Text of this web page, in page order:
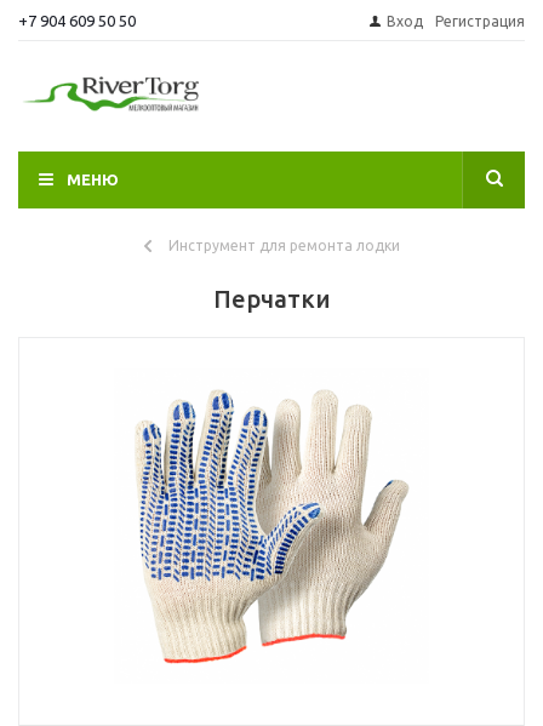
+7 904 609 50 50 Вход Регистрация
МЕНЮ
Инструмент для ремонта лодки
Перчатки